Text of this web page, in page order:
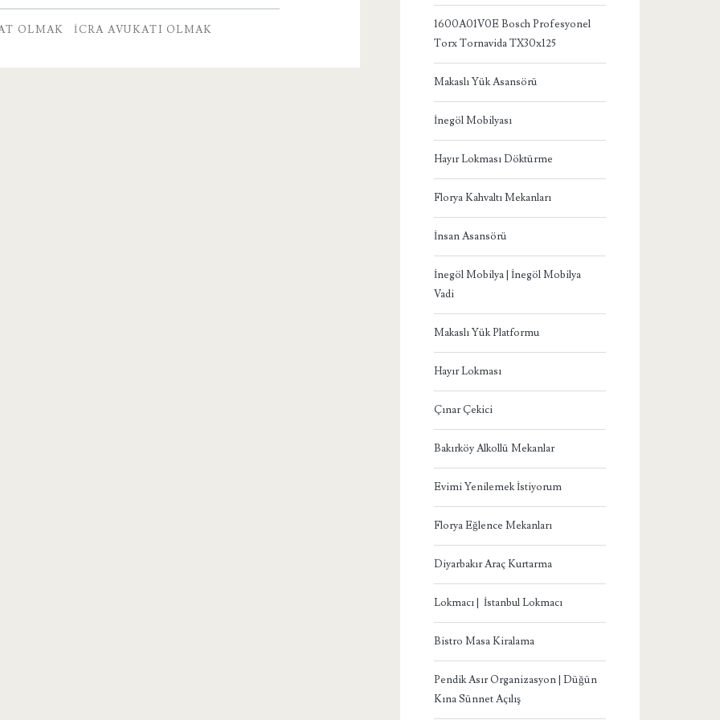
OLMAK İCRA AVUKATI OLMAK
1600A01V0E Bosch Profesyonel
Torx Tornavida TX30x125
Makaslı Yük Asansörü
İnegöl Mobilyası
Hayır Lokması Döktürme
Florya Kahvaltı Mekanları
İnsan Asansörü
İnegöl Mobilya | İnegöl Mobilya
Vadi
Makaslı Yük Platformu
Hayır Lokması
Çınar Çekici
Bakırköy Alkollü Mekanlar
Evimi Yenilemek İstiyorum
Florya Eğlence Mekanları
Diyarbakır Araç Kurtarma
Lokmacı | İstanbul Lokmacı
Bistro Masa Kiralama
Pendik Asır Organizasyon | Düğün
Kına Sünnet Açılış